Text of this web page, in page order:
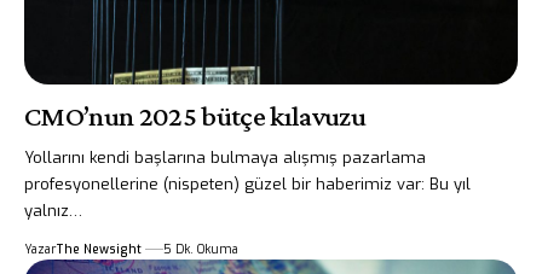
CMO’nun 2025 bütçe kılavuzu
Yollarını kendi başlarına bulmaya alışmış pazarlama
profesyonellerine (nispeten) güzel bir haberimiz var: Bu yıl
yalnız…
YazarThe Newsight 5 Dk. Okuma